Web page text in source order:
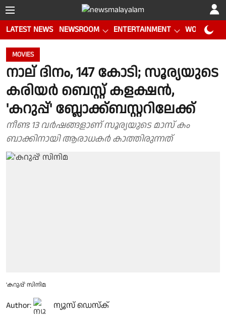
LATEST NEWS NEWSROOM ENTERTAINMENT WORLD CUP
MOVIES
നാല് ദിനം, 147 കോടി; സൂര്യയുടെ
കരിയർ ബെസ്റ്റ് കളക്ഷൻ,
'കറുപ്പ്' ബ്ലോക്ക്ബസ്റ്ററിലേക്ക്
നീണ്ട 13 വർഷങ്ങളാണ് സൂര്യയുടെ മാസ് കം
ബാക്കിനായി ആരാധകർ കാത്തിരുന്നത്
'കറുപ്പ്' സിനിമ
Author: ന്യൂസ് ഡെസ്ക്